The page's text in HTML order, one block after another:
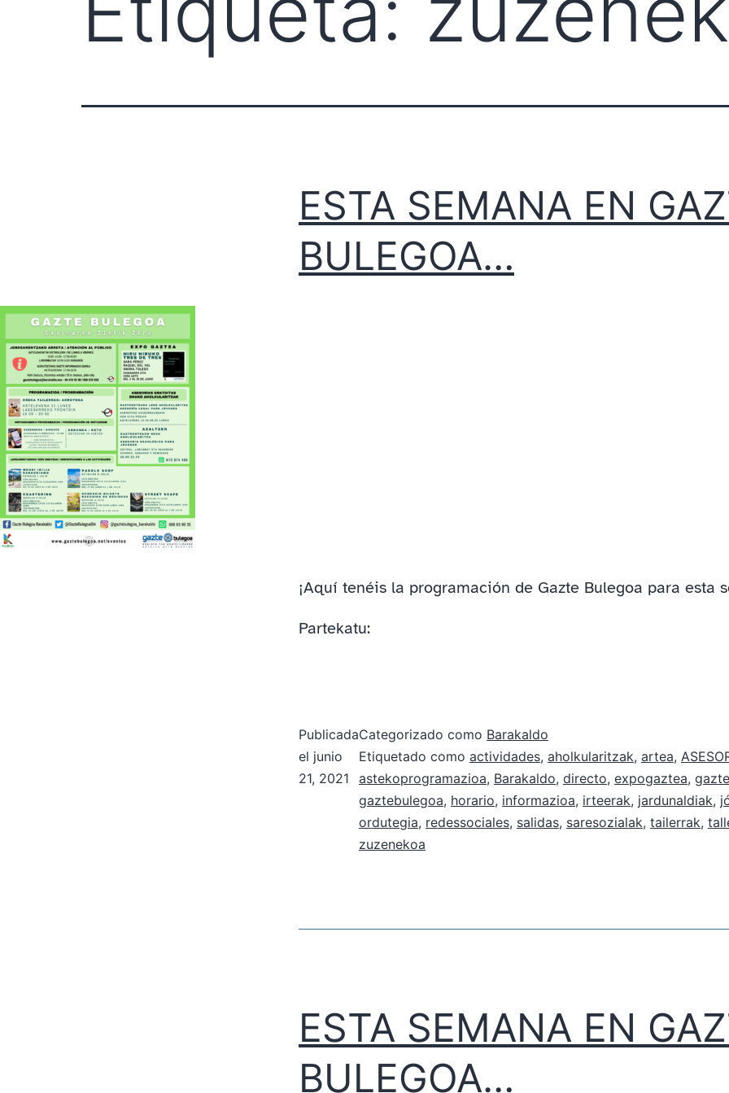
ESTA SEMANA EN
BULEGOA…
¡Aquí tenéis la programación de Gazte Bulegoa para esta
Partekatu:
Publicada
el junio
21, 2021
Categorizado como Barakaldo
Etiquetado como actividades, aholkularitzak, artea,
astekoprogramazioa, Barakaldo, directo, expogaztea,
gaztebulegoa, horario, informazioa, irteerak, jardunaldiak,
ordutegia, redessociales, salidas, saresozialak, tailerrak,
zuzenekoa
ESTA SEMANA EN
BULEGOA…